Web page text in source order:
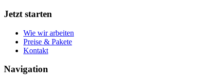
Jetzt starten
Wie wir arbeiten
Preise & Pakete
Kontakt
Navigation